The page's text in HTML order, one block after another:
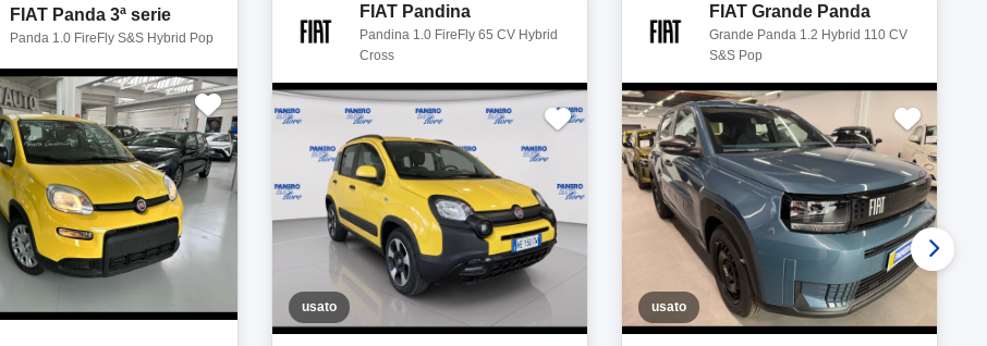
FIAT Panda 3ª serie
Panda 1.0 FireFly S&S Hybrid Pop
FIAT Pandina
Pandina 1.0 FireFly 65 CV Hybrid
Cross
usato
FIAT Grande Panda
Grande Panda 1.2 Hybrid 110 CV
S&S Pop
usato